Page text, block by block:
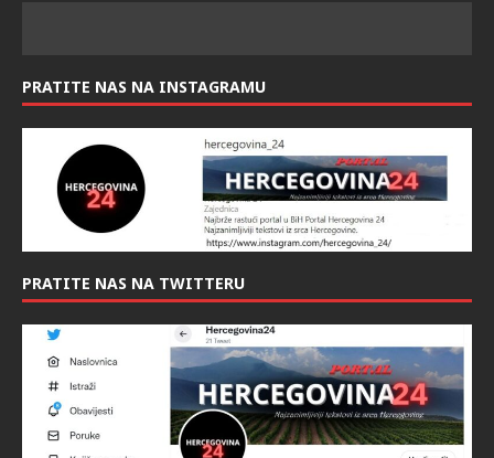
PRATITE NAS NA INSTAGRAMU
PRATITE NAS NA TWITTERU